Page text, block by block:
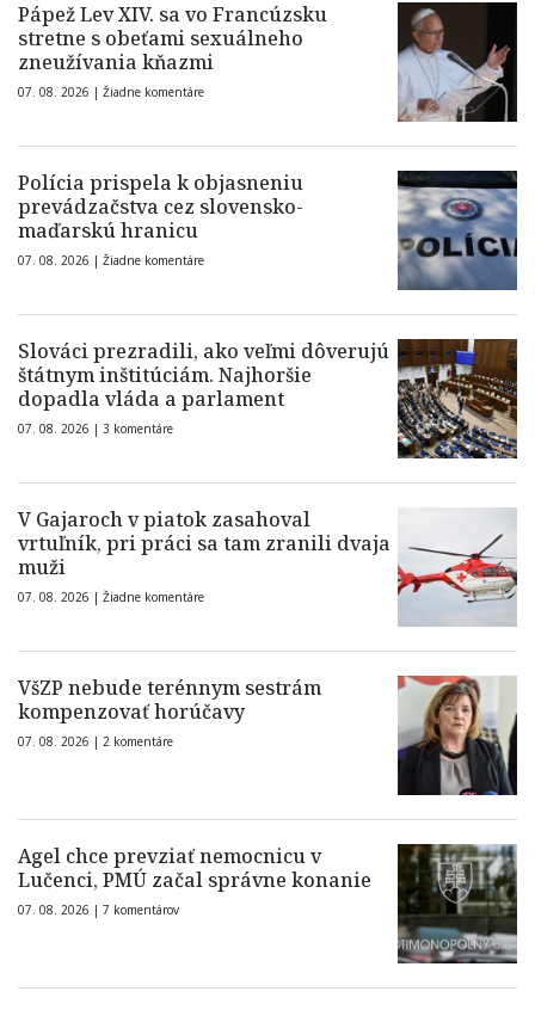
Pápež Lev XIV. sa vo Francúzsku
stretne s obeťami sexuálneho
zneužívania kňazmi
07. 08. 2026 | Žiadne komentáre
Polícia prispela k objasneniu
prevádzačstva cez slovensko-
maďarskú hranicu
07. 08. 2026 | Žiadne komentáre
Slováci prezradili, ako veľmi dôverujú
štátnym inštitúciám. Najhoršie
dopadla vláda a parlament
07. 08. 2026 | 3 komentáre
V Gajaroch v piatok zasahoval
vrtuľník, pri práci sa tam zranili dvaja
muži
07. 08. 2026 | Žiadne komentáre
VšZP nebude terénnym sestrám
kompenzovať horúčavy
07. 08. 2026 | 2 komentáre
Agel chce prevziať nemocnicu v
Lučenci, PMÚ začal správne konanie
07. 08. 2026 | 7 komentárov